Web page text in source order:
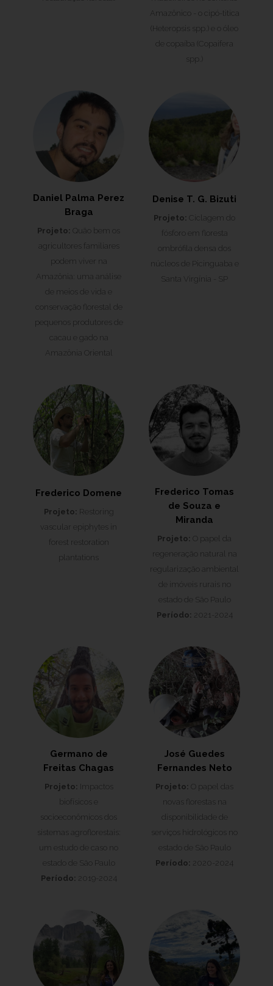
Amazônico - o cipó-titica
(Heteropsis spp.) e o óleo
de copaíba (Copaifera
spp.)
Daniel Palma Perez
Braga
Projeto: Quão bem os
agricultores familiares
podem viver na
Amazônia: uma análise
de meios de vida e
conservação florestal de
pequenos produtores de
cacau e gado na
Amazônia Oriental
Denise T. G. Bizuti
Projeto: Ciclagem do
fósforo em floresta
ombrófila densa dos
núcleos de Picinguaba e
Santa Virgínia - SP
Frederico Domene
Projeto: Restoring
vascular epiphytes in
forest restoration
plantations
Frederico Tomas
de Souza e
Miranda
Projeto: O papel da
regeneração natural na
regularização ambiental
de imóveis rurais no
estado de São Paulo
Período: 2021-2024
Germano de
Freitas Chagas
Projeto: Impactos
biofísicos e
socioeconômicos dos
sistemas agroflorestais:
um estudo de caso no
estado de São Paulo
Período: 2019-2024
José Guedes
Fernandes Neto
Projeto: O papel das
novas florestas na
disponibilidade de
serviços hidrológicos no
estado de São Paulo
Período: 2020-2024